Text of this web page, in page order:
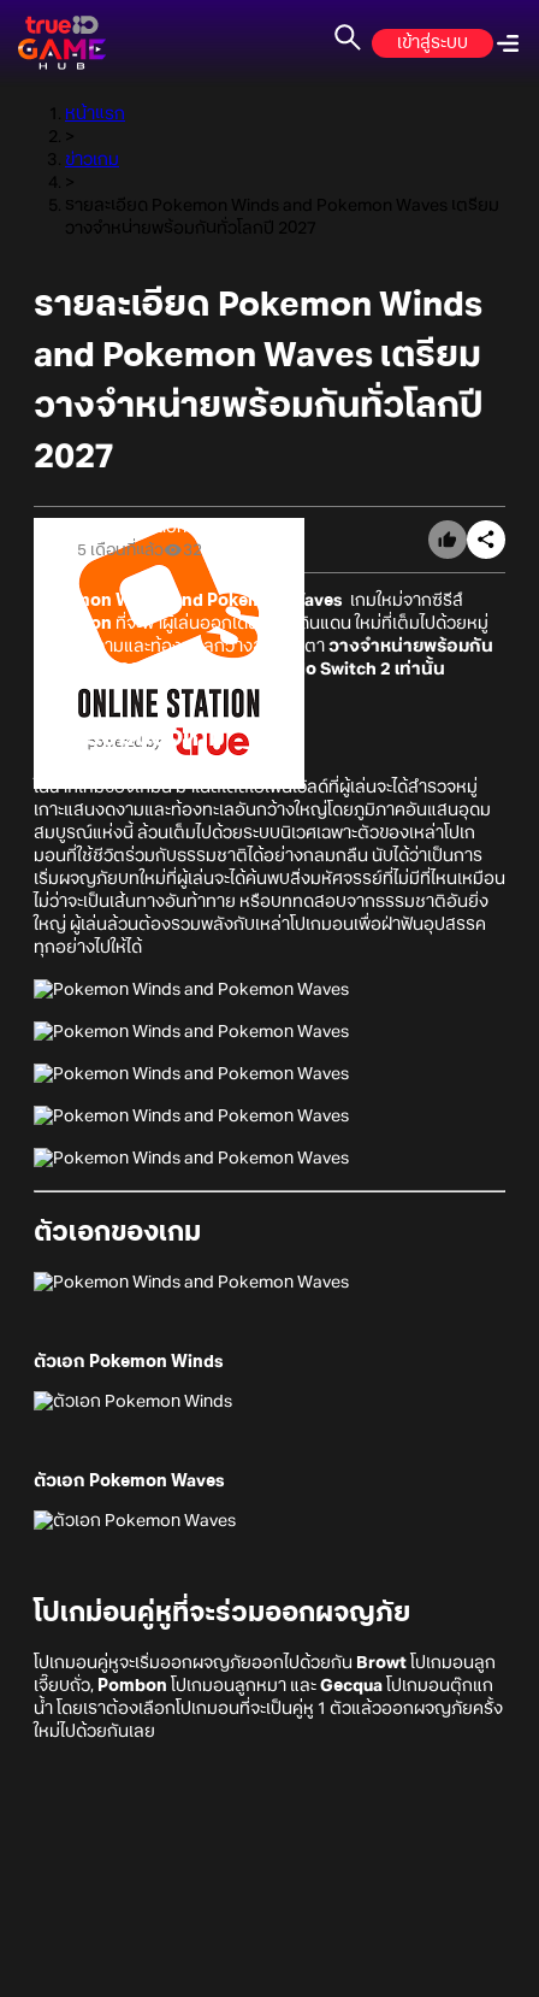
เข้าสู่ระบบ
หน้าแรก
>
ข่าวเกม
>
รายละเอียด Pokemon Winds and Pokemon Waves เตรียม
วางจำหน่ายพร้อมกันทั่วโลกปี 2027
รายละเอียด Pokemon Winds
and Pokemon Waves เตรียม
วางจำหน่ายพร้อมกันทั่วโลกปี
2027
Online Station
5 เดือนที่แล้ว
32
Pokemon Winds and Pokemon Waves เกมใหม่จากซีรีส์
Pokemon ที่จะพาผู้เล่นออกเดินทางสู่ดินแดน ใหม่ที่เต็มไปด้วยหมู่
เกาะสวยงามและท้องทะเลกว้างสุดสายตา วางจำหน่ายพร้อมกัน
ทั่วโลกในปี 2027 เฉพาะบน Nintendo Switch 2 เท่านั้น
ภาพรวมของเกม
ในฉากใหม่ของเกมนี้ มาในสไตล์โอเพนเวิลด์ที่ผู้เล่นจะได้สำรวจหมู่
เกาะแสนงดงามและท้องทะเลอันกว้างใหญ่โดยภูมิภาคอันแสนอุดม
สมบูรณ์แห่งนี้ ล้วนเต็มไปด้วยระบบนิเวศเฉพาะตัวของเหล่าโปเก
มอนที่ใช้ชีวิตร่วมกับธรรมชาติได้อย่างกลมกลืน นับได้ว่าเป็นการ
เริ่มผจญภัยบทใหม่ที่ผู้เล่นจะได้ค้นพบสิ่งมหัศจรรย์ที่ไม่มีที่ไหนเหมือน
ไม่ว่าจะเป็นเส้นทางอันท้าทาย หรือบททดสอบจากธรรมชาติอันยิ่ง
ใหญ่ ผู้เล่นล้วนต้องรวมพลังกับเหล่าโปเกมอนเพื่อฝ่าฟันอุปสรรค
ทุกอย่างไปให้ได้
ตัวเอกของเกม
ตัวเอก Pokemon Winds
ตัวเอก Pokemon Waves
โปเกม่อนคู่หูที่จะร่วมออกผจญภัย
โปเกมอนคู่หูจะเริ่มออกผจญภัยออกไปด้วยกัน Browt โปเกมอนลูก
เจี๊ยบถั่ว, Pombon โปเกมอนลูกหมา และ Gecqua โปเกมอนตุ๊กแก
น้ำ โดยเราต้องเลือกโปเกมอนที่จะเป็นคู่หู 1 ตัวแล้วออกผจญภัยครั้ง
ใหม่ไปด้วยกันเลย